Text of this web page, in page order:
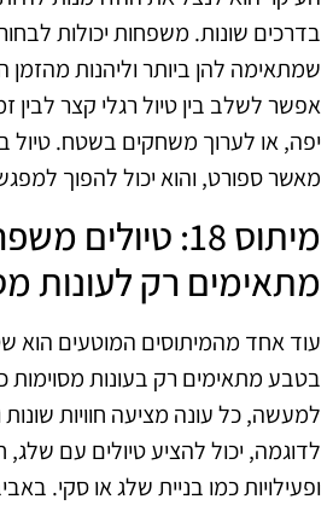
בדרכים שונות. משפחות יכולות
שמתאימה להן ביותר וליהנות
אפשר לשלב בין טיול רגלי קצר לבין
יפה, או לערוך משחקים בשטח. טיול
מאשר ספורט, והוא יכול להפוך
מיתוס 18:
מתאימים רק לעונות
עוד אחד מהמיתוסים המוטעים הוא
בטבע מתאימים רק בעונות מסוימות
למעשה, כל עונה מציעה חוויות שונות
לדוגמה, יכול להציע טיולים עם שלג,
ופעילויות כמו בניית שלג או סקי.